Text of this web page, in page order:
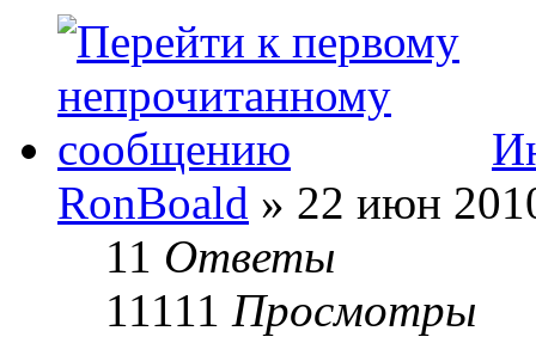
RonBoald » 22 июн
11 Ответы
11111 Просмотры